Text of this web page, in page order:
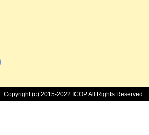
Copyright (c) 2015-2022 ICOP All Rights Reserved.